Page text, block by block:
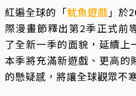
紅遍全球的「魷魚遊戲 」於
際漫畫節釋出第2季正式前
了全新一季的面貌，延續上
本季將充滿新遊戲、更高的
的懸疑感，將讓全球觀眾不